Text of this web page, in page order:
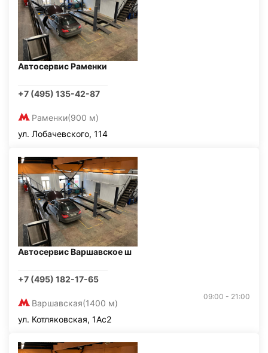
Автосервис Раменки
+7 (495) 135-42-87
Раменки(900 м)
ул. Лобачевского, 114
Автосервис Варшавское ш
+7 (495) 182-17-65
Варшавская(1400 м)
09:00 - 21:00
ул. Котляковская, 1Ас2